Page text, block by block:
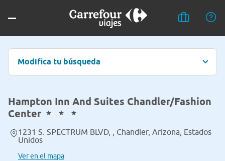
Modifica tu búsqueda
Hampton Inn And Suites Chandler/Fashion
Center
1231 S. SPECTRUM BLVD, , Chandler, Arizona, Estados
Unidos
Ver en el mapa